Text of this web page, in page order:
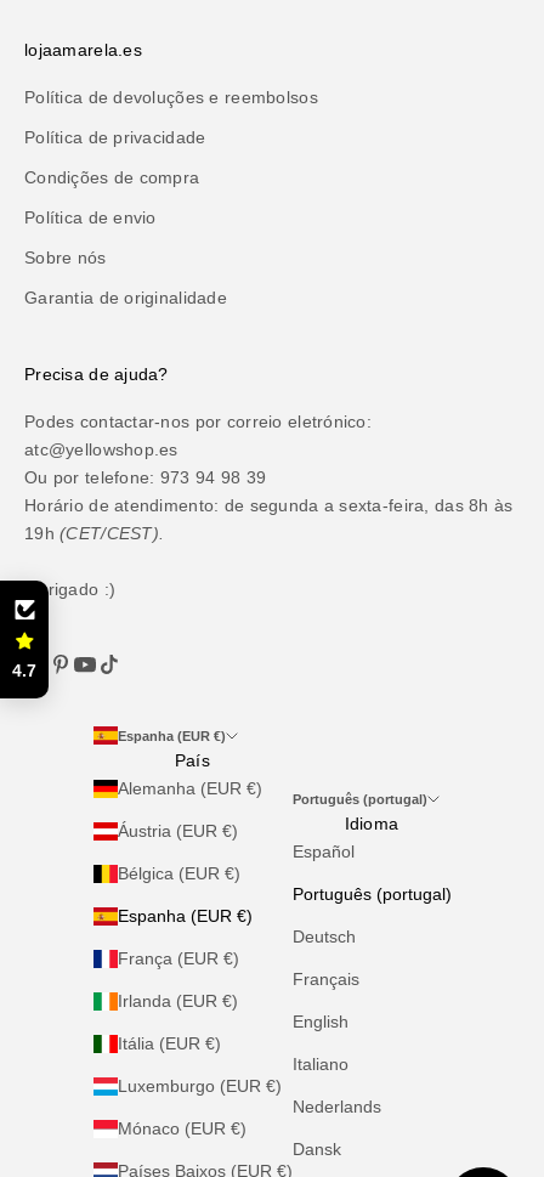
lojaamarela.es
Política de devoluções e reembolsos
Política de privacidade
Condições de compra
Política de envio
Sobre nós
Garantia de originalidade
Precisa de ajuda?
Podes contactar-nos por correio eletrónico:
atc@yellowshop.es
Ou por telefone: 973 94 98 39
Horário de atendimento: de segunda a sexta-feira, das 8h às
19h(CET/CEST).
Obrigado :)
Espanha (EUR €)
País
Alemanha (EUR €)
Áustria (EUR €)
Bélgica (EUR €)
Espanha (EUR €)
França (EUR €)
Irlanda (EUR €)
Itália (EUR €)
Luxemburgo (EUR €)
Mónaco (EUR €)
Países Baixos (EUR €)
Português (portugal)
Idioma
Español
Português (portugal)
Deutsch
Français
English
Italiano
Nederlands
Dansk
4.7